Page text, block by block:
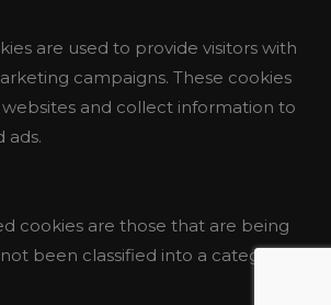
are used to provide visitors with
campaigns. These cookies
websites and collect information to
ads.
cookies are those that are being
been classified into a category as